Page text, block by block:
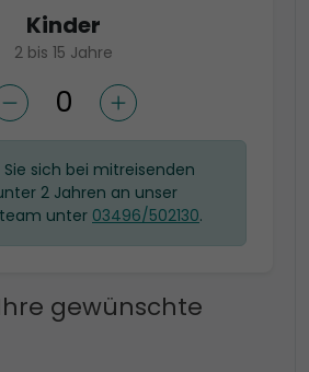
Kinder
2 bis 15 Jahre
sich bei mitreisenden
2 Jahren an unser
unter 03496/502130.
gewünschte